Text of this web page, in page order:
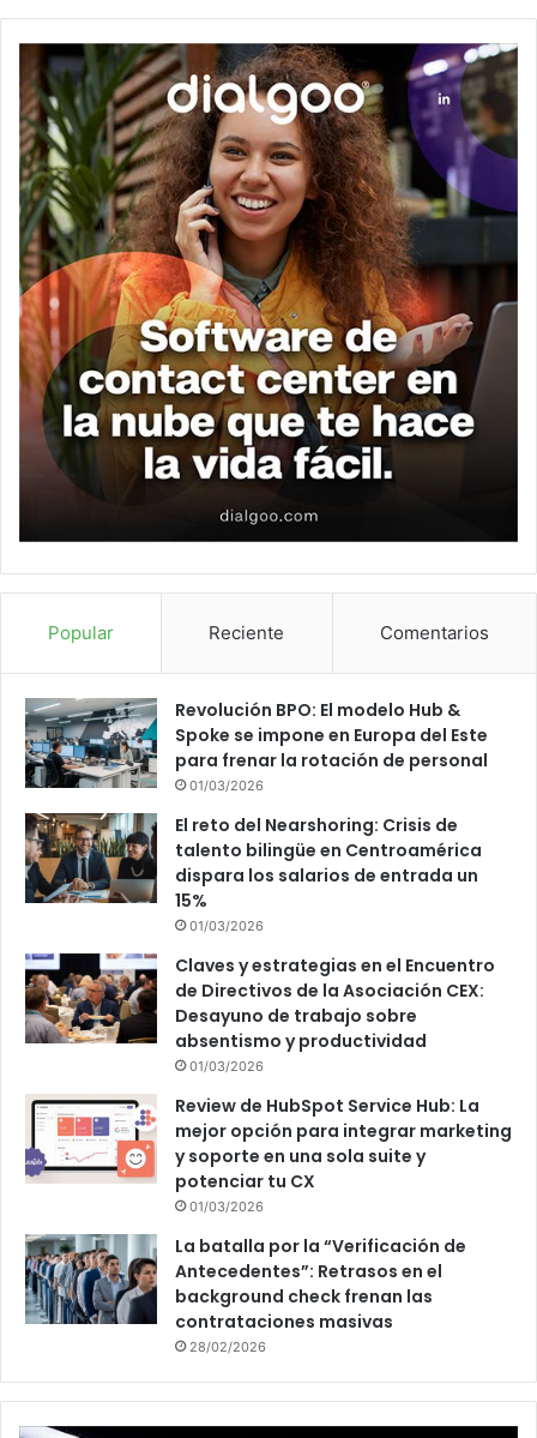
Popular Reciente Comentarios
Revolución BPO: El modelo Hub &
Spoke se impone en Europa del Este
para frenar la rotación de personal
01/03/2026
El reto del Nearshoring: Crisis de
talento bilingüe en Centroamérica
dispara los salarios de entrada un
15%
01/03/2026
Claves y estrategias en el Encuentro
de Directivos de la Asociación CEX:
Desayuno de trabajo sobre
absentismo y productividad
01/03/2026
Review de HubSpot Service Hub: La
mejor opción para integrar marketing
y soporte en una sola suite y
potenciar tu CX
01/03/2026
La batalla por la “Verificación de
Antecedentes”: Retrasos en el
background check frenan las
contrataciones masivas
28/02/2026